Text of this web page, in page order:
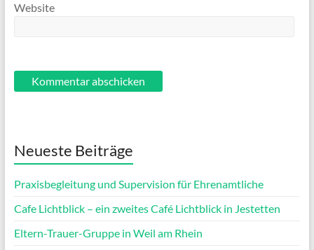
Website
Neueste Beiträge
Praxisbegleitung und Supervision für Ehrenamtliche
Cafe Lichtblick – ein zweites Café Lichtblick in Jestetten
Eltern-Trauer-Gruppe in Weil am Rhein